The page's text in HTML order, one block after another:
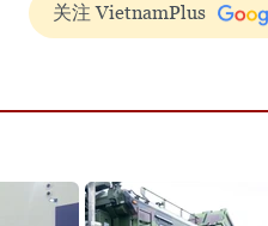
关注 VietnamPlus